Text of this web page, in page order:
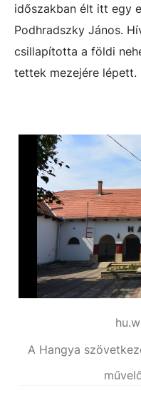
időszakban élt itt egy
Podhradszky János.
csillapította a földi
tettek mezejére lépett.
A Hangya